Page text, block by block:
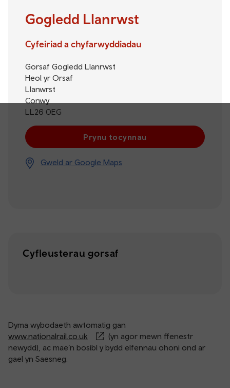
Gogledd Llanrwst
Cyfeiriad a chyfarwyddiadau
Gorsaf Gogledd Llanrwst
Heol yr Orsaf
Llanwrst
Conwy
LL26 0EG
Prynu tocynnau
Gweld ar Google Maps
Cyfleusterau gorsaf
Dyma wybodaeth awtomatig gan
www.nationalrail.co.uk
(yn agor mewn ffenestr
newydd), ac mae’n bosibl y bydd elfennau ohoni ond ar
gael yn Saesneg.